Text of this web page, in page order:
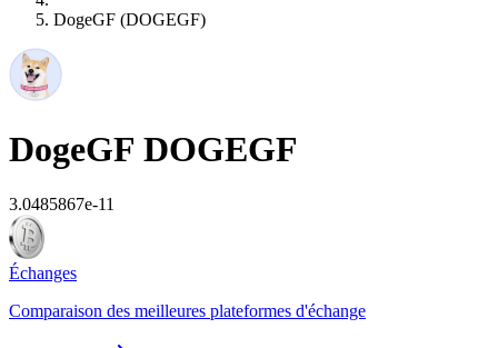
DogeGF (DOGEGF)
DogeGF DOGEGF
3.0485867e-11
Échanges
Comparaison des meilleures plateformes d'échange